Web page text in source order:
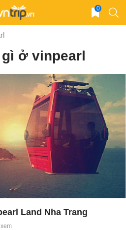
0
ở vinpearl
Land Nha Trang